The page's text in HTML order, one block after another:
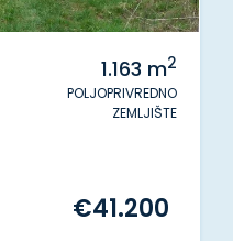
1.163 m2
POLJOPRIVREDNO
ZEMLJIŠTE
€41.200